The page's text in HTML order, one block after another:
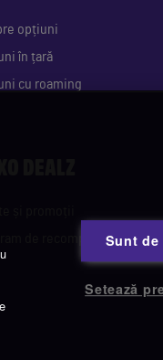
opțiuni
în țară
cu roaming
de recompenseSunt de
Setează